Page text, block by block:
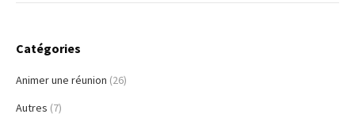
Catégories
Animer une réunion (26)
Autres (7)